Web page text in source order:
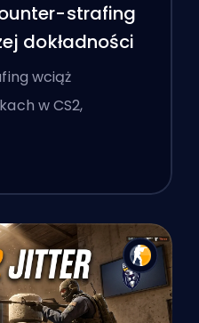
strafing
dokładności
wciąż
w CS2,